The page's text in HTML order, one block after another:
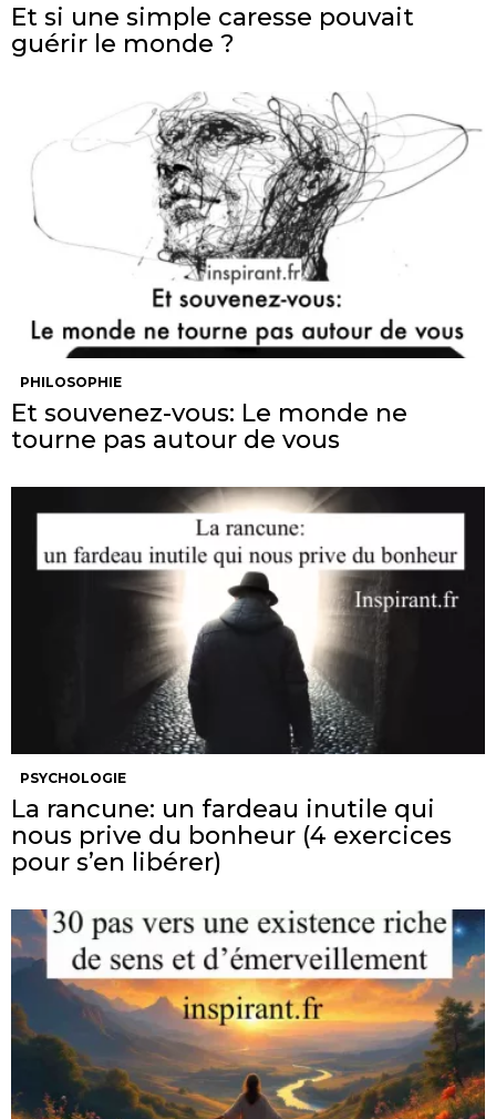
Et si une simple caresse pouvait
guérir le monde ?
PHILOSOPHIE
Et souvenez-vous: Le monde ne
tourne pas autour de vous
PSYCHOLOGIE
La rancune: un fardeau inutile qui
nous prive du bonheur (4 exercices
pour s’en libérer)